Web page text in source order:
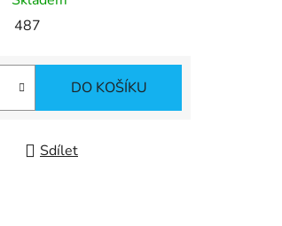
487
DO KOŠÍKU
Sdílet